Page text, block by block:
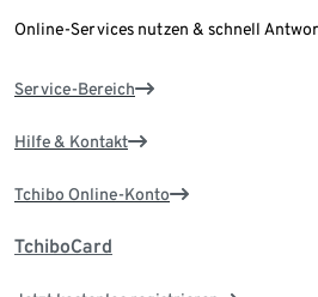
Online-Services nutzen & schnell
Service-Bereich
Hilfe & Kontakt
Tchibo Online-Konto
TchiboCard